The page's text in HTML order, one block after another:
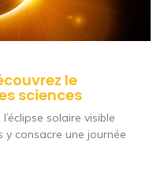
le
sciences
solaire visible
y consacre une journée